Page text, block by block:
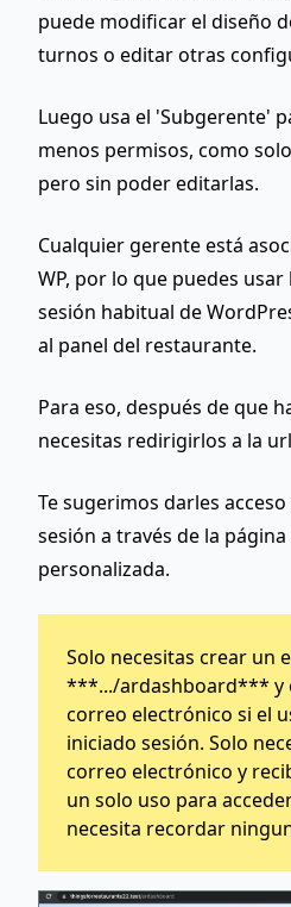
puede modificar el diseño
turnos o editar otras
Luego usa el 'Subgerente'
menos permisos, como
pero sin poder editarlas.
Cualquier gerente está
WP, por lo que puedes
sesión habitual de
al panel del restaurante.
Para eso, después de que
necesitas redirigirlos a la url
Te sugerimos darles
sesión a través de la
personalizada.
Solo necesitas crear un
***.../ardashboard*** y
correo electrónico si el
iniciado sesión. Solo
correo electrónico y
un solo uso para
necesita recordar